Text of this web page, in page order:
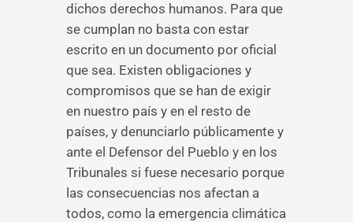
dichos derechos humanos. Para que
se cumplan no basta con estar
escrito en un documento por oficial
que sea. Existen obligaciones y
compromisos que se han de exigir
en nuestro país y en el resto de
países, y denunciarlo públicamente y
ante el Defensor del Pueblo y en los
Tribunales si fuese necesario porque
las consecuencias nos afectan a
todos, como la emergencia climática